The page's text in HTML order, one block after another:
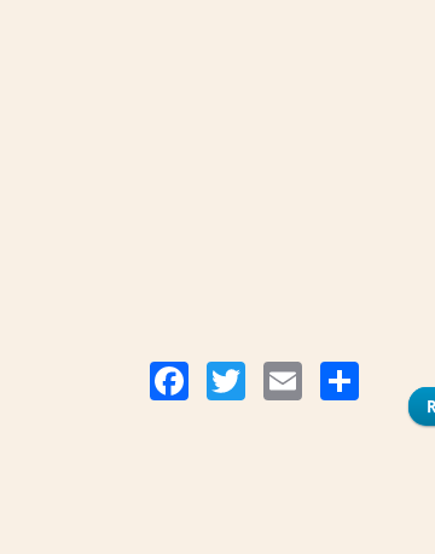
FacebookTwitter Email